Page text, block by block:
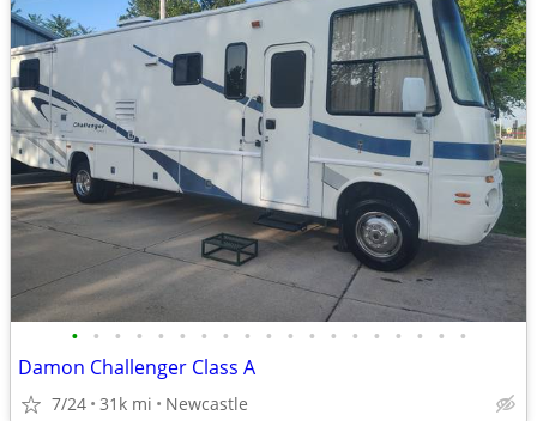
• • • • • • • • • • • • • • • • • • •
Damon Challenger Class A
7/24 31k mi Newcastle